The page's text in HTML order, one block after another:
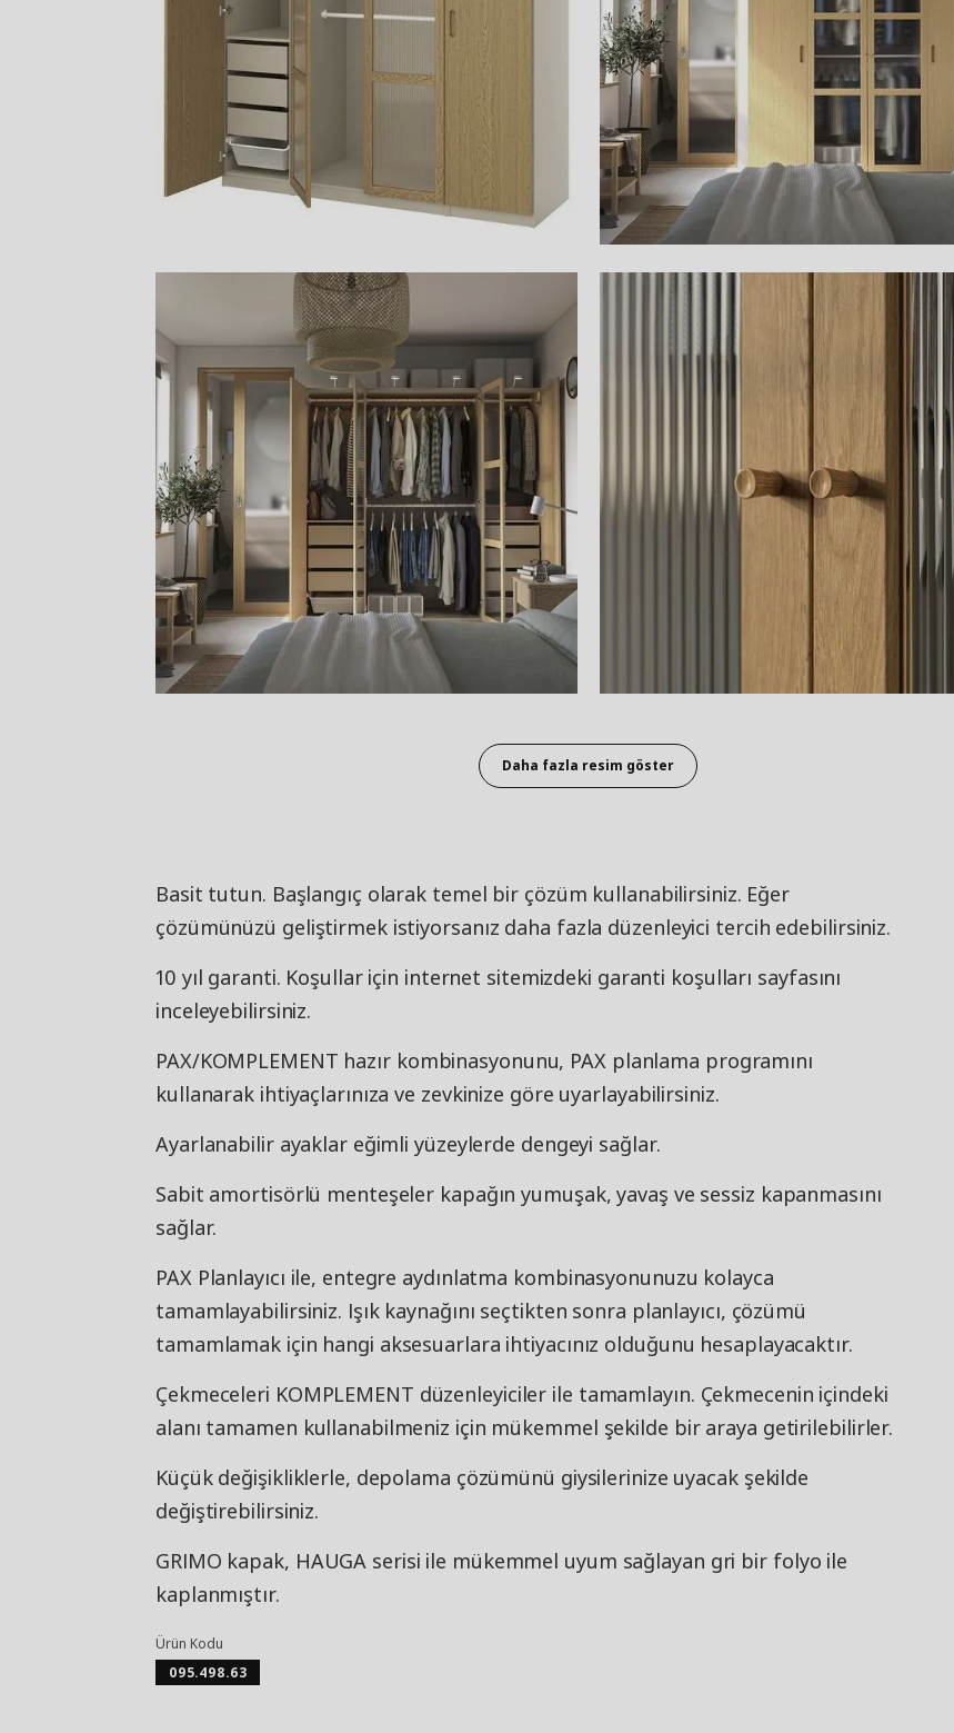
Daha fazla resim göster
Basit tutun. Başlangıç olarak temel bir çözüm kullanabilirsiniz. Eğer
çözümünüzü geliştirmek istiyorsanız daha fazla düzenleyici tercih edebilirsiniz.
10 yıl garanti. Koşullar için internet sitemizdeki garanti koşulları sayfasını
inceleyebilirsiniz.
PAX/KOMPLEMENT hazır kombinasyonunu, PAX planlama programını
kullanarak ihtiyaçlarınıza ve zevkinize göre uyarlayabilirsiniz.
Ayarlanabilir ayaklar eğimli yüzeylerde dengeyi sağlar.
Sabit amortisörlü menteşeler kapağın yumuşak, yavaş ve sessiz kapanmasını
sağlar.
PAX Planlayıcı ile, entegre aydınlatma kombinasyonunuzu kolayca
tamamlayabilirsiniz. Işık kaynağını seçtikten sonra planlayıcı, çözümü
tamamlamak için hangi aksesuarlara ihtiyacınız olduğunu hesaplayacaktır.
Çekmeceleri KOMPLEMENT düzenleyiciler ile tamamlayın. Çekmecenin içindeki
alanı tamamen kullanabilmeniz için mükemmel şekilde bir araya getirilebilirler.
Küçük değişikliklerle, depolama çözümünü giysilerinize uyacak şekilde
değiştirebilirsiniz.
GRIMO kapak, HAUGA serisi ile mükemmel uyum sağlayan gri bir folyo ile
kaplanmıştır.
Ürün Kodu
095.498.63